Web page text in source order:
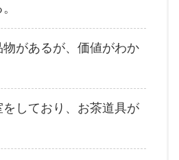
があるが、価値がわか
をしており、お茶道具が